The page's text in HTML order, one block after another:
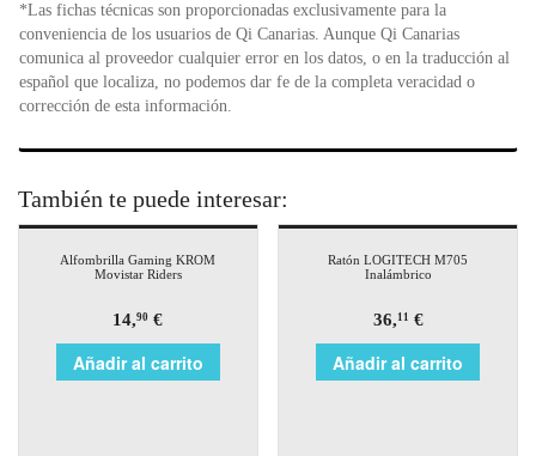
*Las fichas técnicas son proporcionadas exclusivamente para la
conveniencia de los usuarios de Qi Canarias. Aunque Qi Canarias
comunica al proveedor cualquier error en los datos, o en la traducción al
español que localiza, no podemos dar fe de la completa veracidad o
corrección de esta información.
También te puede interesar:
Alfombrilla Gaming KROM
Movistar Riders
14,90 €
Añadir al carrito
Ratón LOGITECH M705
Inalámbrico
36,11 €
Añadir al carrito